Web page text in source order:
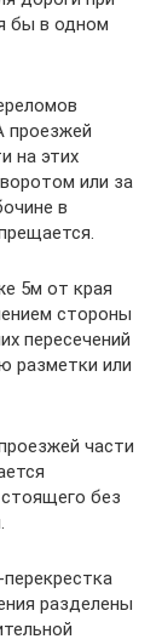
бы в одном
проезжей
на этих
или за
в
5м от края
стороны
пересечений
разметки или
части
без
разделены